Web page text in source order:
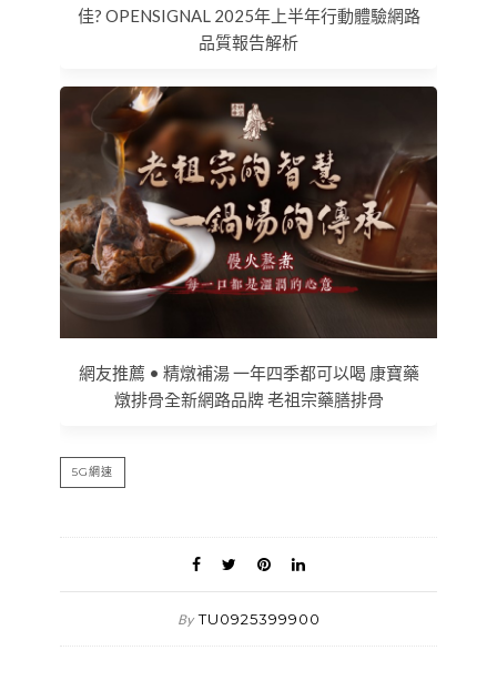
佳? OPENSIGNAL 2025年上半年行動體驗網路
品質報告解析
網友推薦 • 精燉補湯 一年四季都可以喝 康寶藥
燉排骨全新網路品牌 老祖宗藥膳排骨
5G網速
By TU0925399900